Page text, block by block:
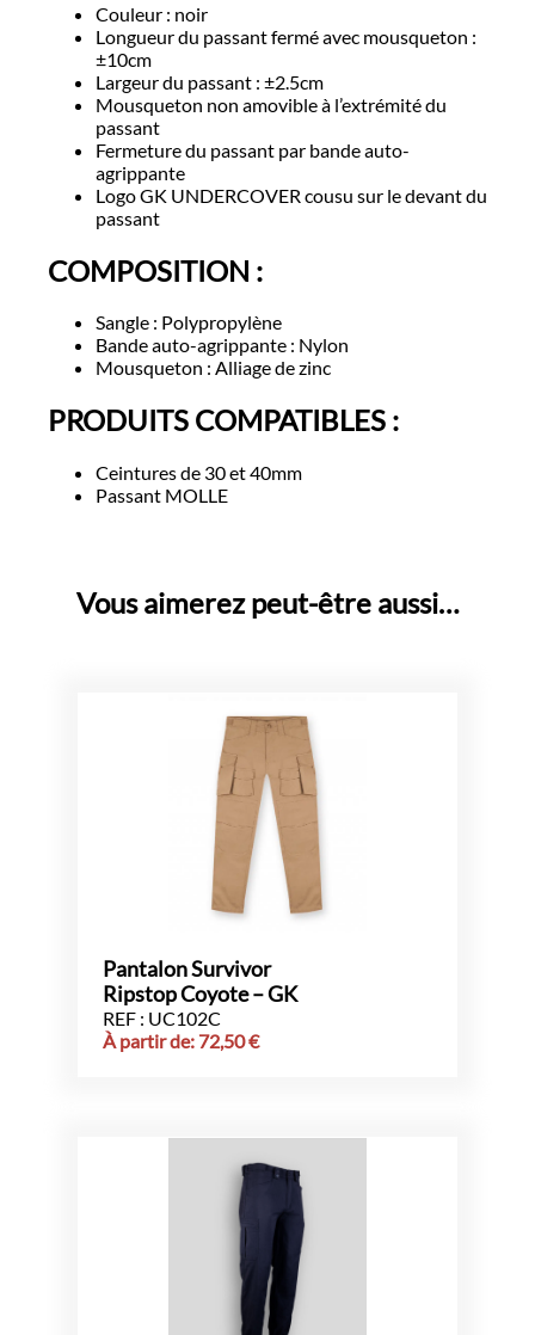
Couleur : noir
Longueur du passant fermé avec mousqueton :
±10cm
Largeur du passant : ±2.5cm
Mousqueton non amovible à l’extrémité du
passant
Fermeture du passant par bande auto-
agrippante
Logo GK UNDERCOVER cousu sur le devant du
passant
COMPOSITION :
Sangle : Polypropylène
Bande auto-agrippante : Nylon
Mousqueton : Alliage de zinc
PRODUITS COMPATIBLES :
Ceintures de 30 et 40mm
Passant MOLLE
Vous aimerez peut-être aussi…
Pantalon Survivor
Ripstop Coyote – GK
REF : UC102C
À partir de: 72,50€